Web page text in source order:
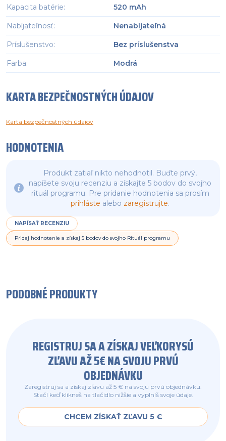
Kapacita batérie: 520 mAh
Nabíjateľnosť: Nenabíjateľná
Príslušenstvo: Bez príslušenstva
Farba: Modrá
KARTA BEZPEČNOSTNÝCH ÚDAJOV
Karta bezpečnostných údajov
HODNOTENIA
Produkt zatiaľ nikto nehodnotil. Buďte prvý,
napíšete svoju recenziu a získajte 5 bodov do svojho
rituál programu. Pre pridanie hodnotenia sa prosím
prihláste alebo zaregistrujte.
NAPÍSAŤ RECENZIU
Pridaj hodnotenie a získaj 5 bodov do svojho Rituál programu
PODOBNÉ PRODUKTY
REGISTRUJ SA A ZÍSKAJ VEĽKORYSÚ
ZĽAVU AŽ 5€ NA SVOJU PRVÚ
OBJEDNÁVKU
Zaregistruj sa a získaj zľavu až 5 € na svoju prvú objednávku.
Stačí keď klikneš na tlačidlo nižšie a vyplníš svoje údaje.
CHCEM ZÍSKAŤ ZĽAVU 5 €